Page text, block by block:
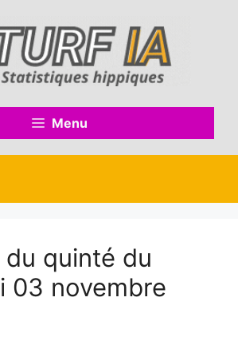
Menu
du quinté du
03 novembre